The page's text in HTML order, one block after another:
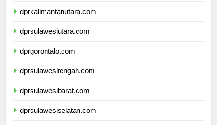
dprkalimantanutara.com
dprsulawesiutara.com
dprgorontalo.com
dprsulawesitengah.com
dprsulawesibarat.com
dprsulawesiselatan.com